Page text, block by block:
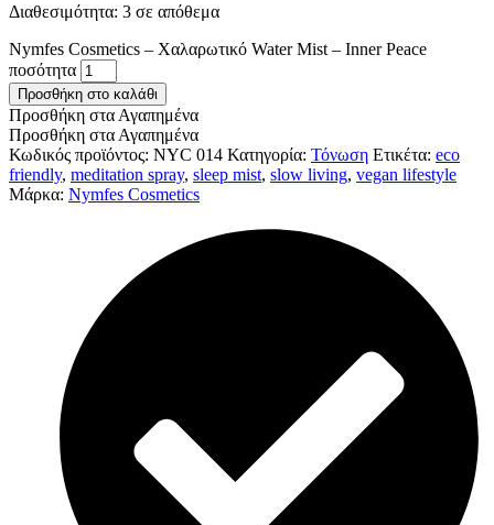
Διαθεσιμότητα: 3 σε απόθεμα
Nymfes Cosmetics – Χαλαρωτικό Water Mist – Inner Peace
ποσότητα
Προσθήκη στο καλάθι
Προσθήκη στα Αγαπημένα
Προσθήκη στα Αγαπημένα
Κωδικός προϊόντος: NYC 014 Κατηγορία: Τόνωση Ετικέτα: eco
friendly, meditation spray, sleep mist, slow living, vegan lifestyle
Μάρκα: Nymfes Cosmetics